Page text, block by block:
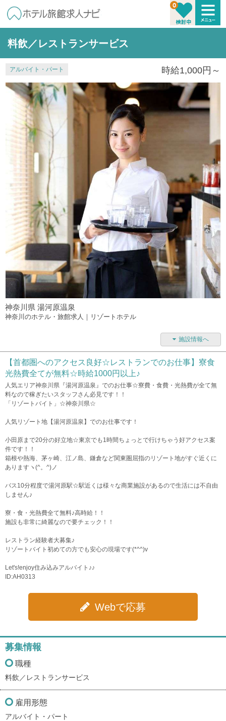
料飲／レストランサービス
アルバイト・パート 時給1,000円～
神奈川県 湯河原温泉
神奈川のホテル・旅館求人｜リゾートホテル
施設情報へ
【首都圏へのアクセス良好☆レストランでのお仕事】寮食
光熱費全てが無料☆時給1000円以上♪
人気エリア神奈川県『湯河原温泉』でのお仕事☆寮費・食費・光熱費が全て無
料なので稼ぎたいスタッフさん必見です！！
「リゾートバイト」☆神奈川県☆
人気リゾート地【湯河原温泉】でのお仕事です！
小田原まで20分の好立地☆東京でも1時間ちょっとで行けちゃう好アクセス案
件です！！
箱根や熱海、茅ヶ崎、江ノ島、鎌倉など関東圏屈指のリゾート地がすぐ近くに
ありますヽ(^。^)ノ
バス10分程度で湯河原駅☆駅近くは様々な商業施設があるので生活には不自由
しません♪
寮・食・光熱費全て無料♪高時給！！
施設も非常に綺麗なので要チェック！！
レストラン経験者大募集♪
リゾートバイト初めての方でも安心の現場です(*^^)v
Let's!enjoy住み込みアルバイト♪♪
ID:AH0313
Webで応募
募集情報
職種
料飲／レストランサービス
雇用形態
アルバイト・パート